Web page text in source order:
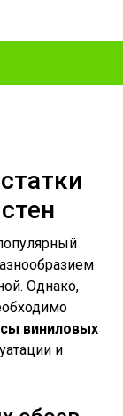
Однако,
виниловых
и